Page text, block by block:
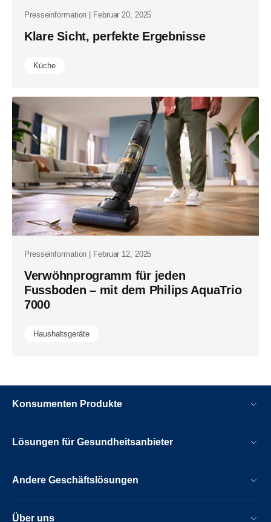
Presseinformation | Februar 20, 2025
Klare Sicht, perfekte Ergebnisse
Küche
Presseinformation | Februar 12, 2025
Verwöhnprogramm für jeden
Fussboden – mit dem Philips AquaTrio
7000
Haushaltsgeräte
Konsumenten Produkte
Lösungen für Gesundheitsanbieter
Andere Geschäftslösungen
Über uns